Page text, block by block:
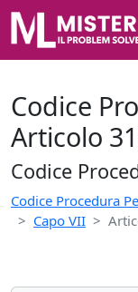
Codice
Articolo
Codice
Codice Procedura
Capo VII